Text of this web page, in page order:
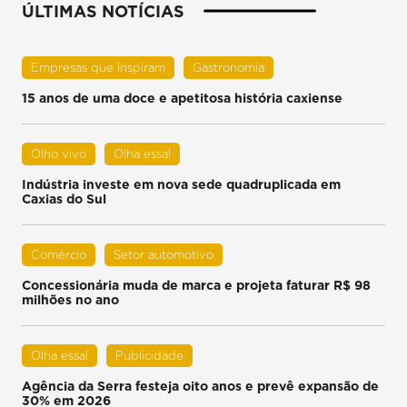
ÚLTIMAS NOTÍCIAS
Empresas que inspiram Gastronomia
15 anos de uma doce e apetitosa história caxiense
Olho vivo Olha essa!
Indústria investe em nova sede quadruplicada em
Caxias do Sul
Comércio Setor automotivo
Concessionária muda de marca e projeta faturar R$ 98
milhões no ano
Olha essa! Publicidade
Agência da Serra festeja oito anos e prevê expansão de
30% em 2026